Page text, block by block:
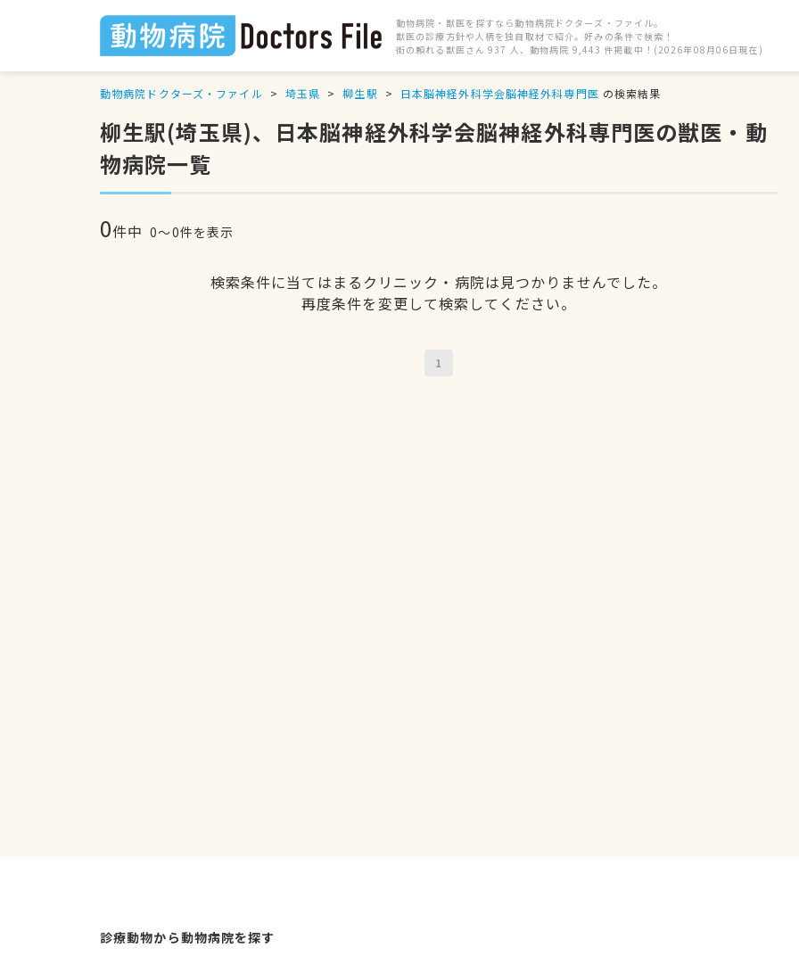
動物病院・獣医を探すなら動物病院ドクターズ・ファイル。
獣医の診療方針や人柄を独自取材で紹介。好みの条件で検索！
街の頼れる獣医さん 937 人、動物病院 9,443 件掲載中！(2026年08月06日現在)
動物病院ドクターズ・ファイル 埼玉県 柳生駅 日本脳神経外科学会脳神経外科専門医 の検索結果
柳生駅(埼玉県)、日本脳神経外科学会脳神経外科専門医の獣医・動
物病院一覧
0件中 0〜0件を表示
検索条件に当てはまるクリニック・病院は見つかりませんでした。
再度条件を変更して検索してください。
1
診療動物から動物病院を探す